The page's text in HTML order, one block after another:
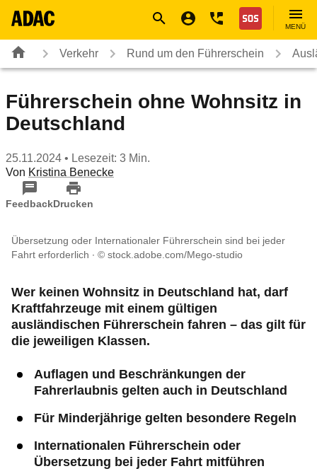
Nothilfe
MENÜ
Verkehr Rund um den Führerschein
Führerschein ohne Wohnsitz in
Deutschland
25.11.2024 • Lesezeit: 3 Min.
Von Kristina Benecke
FeedbackDrucken
Übersetzung oder Internationaler Führerschein sind bei jeder
Fahrt erforderlich
© stock.adobe.com/Mego-studio
Wer keinen Wohnsitz in Deutschland hat, darf
Kraftfahrzeuge mit einem gültigen
ausländischen Führerschein fahren – das gilt für
die jeweiligen Klassen.
Auflagen und Beschränkungen der
Fahrerlaubnis gelten auch in Deutschland
Für Minderjährige gelten besondere Regeln
Internationalen Führerschein oder
Übersetzung bei jeder Fahrt mitführen